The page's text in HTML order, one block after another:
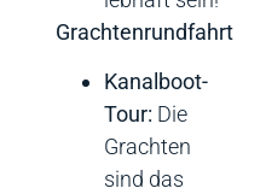
Grachtenrundfahrt
Kanalboot-
Tour: Die
Grachten
sind das